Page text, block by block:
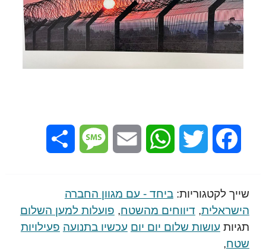
Facebook
Twitter
WhatsApp
Email
Message
שייך לקטגוריות:ביחד - עם מגוון החברה
הישראלית, דיווחים מהשטח, פועלות למען השלום
תגיות עושות שלום יום יום עכשיו בתנועה פעילויות
שטח,